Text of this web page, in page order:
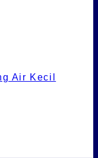
Air Kecil